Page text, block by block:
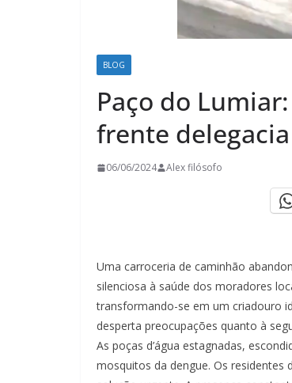
BLOG
Paço do
frente
06/06/2024 Alex filósofo
Uma carroceria de caminhão
silenciosa à saúde dos moradores
transformando-se em um criadouro
desperta preocupações quanto à
As poças d’água estagnadas,
mosquitos da dengue. Os